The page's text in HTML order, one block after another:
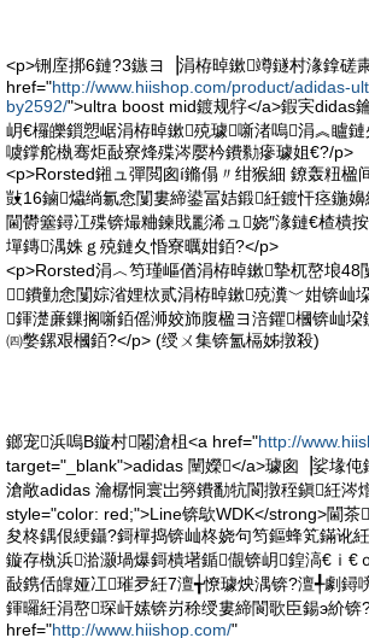
<p>铏庢挷6鏈?3鏃ヨ▕涓栫晫鏉竴鐩村湪鎿磋
href="http://www.hiishop.com/product/adidas-
by2592/">ultra boost mid鍍规牸</a>鍜宎didas
岄€欏皪鎻愬崌涓栫晫鏉殑璩噺渚嗚涓︽矑
噳鐣舵槸骞炬敮寮烽殜涔嬮枔鐨勬瘮璩姐€?/p>
<p>Rorsted鎺ュ彈閲囪í鏅傝〃绀猴細 鐐轰粈楹
敱16鏀爞绱氱悆闅婁締鍙冨姞鍛紝鍍忓痉鍦
閫欎簺鐞冮殜锛熶粬鍊戝彲浠ュ娆″湪鏈€楂樻
墠鏄湡姝ｇ殑鏈夊惛寮曞姏銆?</p>
<p>Rorsted涓︿笉瑾嶇偤涓栫晫鏉摯杌嶅埌
鐨勭悆闅婃渻娌栨贰涓栫晫鏉殑瀵﹀姏锛屾
鍕濋亷鏁搁噺銆傜浉姣斾腹楹ヨ涪鑺槶锛屾
㈣嫳鏍艰槶銆?</p> (绶ㄨ集锛氳槅姊撴殺)
鎯宠浜嗚В鏇村闂滄柤<a href="http://
target="_blank">adidas 闉嬫</a>璩囪▕娑堟
滄敞adidas 瀹樼恫寰岀簩鐨勫牨閬撴秷鎭紝涔
style="color: red;">Line锛歍WDK</strong>閫茶
夋柊鍝佷綆鑷?鎶樿捣锛屾柊娆句笉鏂蜂笂鏋讹
鏇存槸浜湁灏堝爆鎶樻墸鍎儬锛岄鍠滈€ｉ€
敮鎸佸皥娅冮璀夛紝7澶╅憭璩炴湡锛?澶╃劇鐞
鍕曪紝涓嶅琛屽嫊锛岃稌绶婁締閬歌臣鍚э紒锛
href="http://www.hiishop.com/"